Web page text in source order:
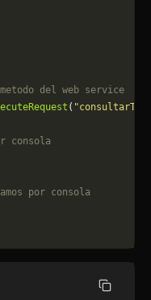
del web service
(
consola
por consola
Copiar